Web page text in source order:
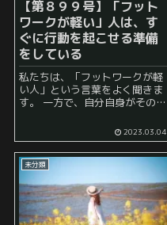
【第８９９号】「フット
ワークが軽い」人は、す
ぐに行動を起こせる準備
をしている
私たちは、「フットワークが軽
い人」という言葉をよく聞きま
す。 一方で、自分自身がそのよ
ワークが軽いとはどういうこと
なのでしょうか？ フットワーク
が軽い人はどのよう...
2023.03.04
未分類